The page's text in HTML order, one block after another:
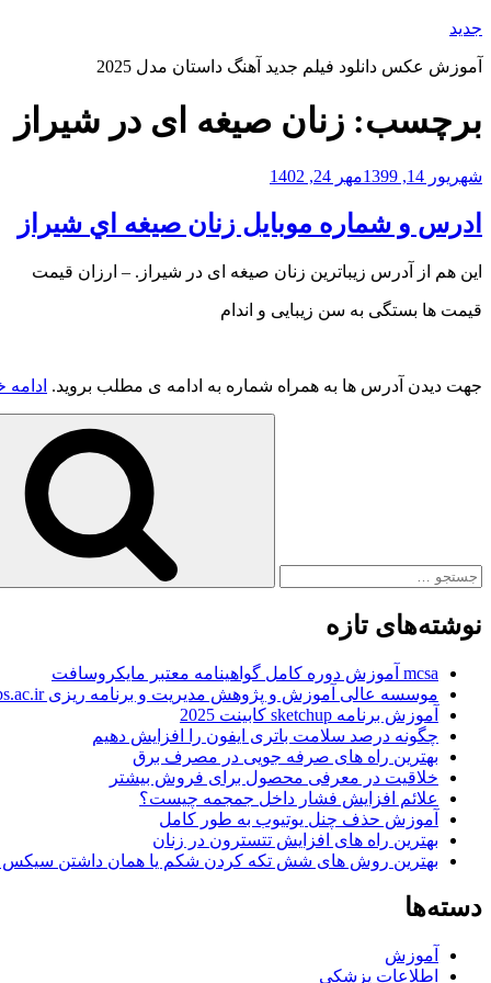
رفتن
محتوا
جدید
آموزش عکس دانلود فیلم جدید آهنگ داستان مدل 2025
برچسب: زنان صیغه ای در شیراز
نوشته‌شده
شهریور 14, 1399 مهر 24, 1402
ادرس و شماره موبایل زنان صيغه اي شيراز
این هم از آدرس زیباترین زنان صیغه ای در شیراز. – ارزان قیمت
قیمت ها بستگی به سن زیبایی و اندام
جهت دیدن آدرس ها به همراه شماره به ادامه ی مطلب بروید. ادامه
نوشته‌های تازه
mcsa آموزش دوره کامل گواهینامه معتبر مایکروسافت
موسسه عالی آموزش و پژوهش مدیریت و برنامه ریزی www.imps.ac.ir
آموزش برنامه sketchup کابینت 2025
چگونه درصد سلامت باتری ایفون را افزایش دهیم
بهترین راه های صرفه جویی در مصرف برق
خلاقیت در معرفی محصول برای فروش بیشتر
علائم افزایش فشار داخل جمجمه چیست؟
آموزش حذف چنل یوتیوب به طور کامل
بهترین راه های افزایش تتسترون در زنان
بهترین روش های شش تکه کردن شکم یا همان داشتن
دسته‌ها
آموزش
اطلاعات پزشکی